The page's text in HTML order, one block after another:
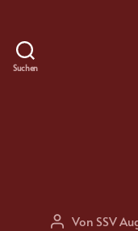
Suchen
Beitragsautor
Von SSV